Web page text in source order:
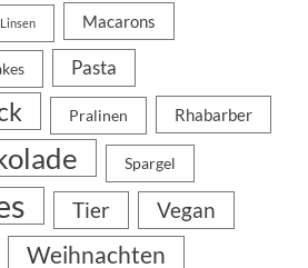
Linsen Macarons
Pasta
Pralinen Rhabarber
Spargel
Tier Vegan
Weihnachten